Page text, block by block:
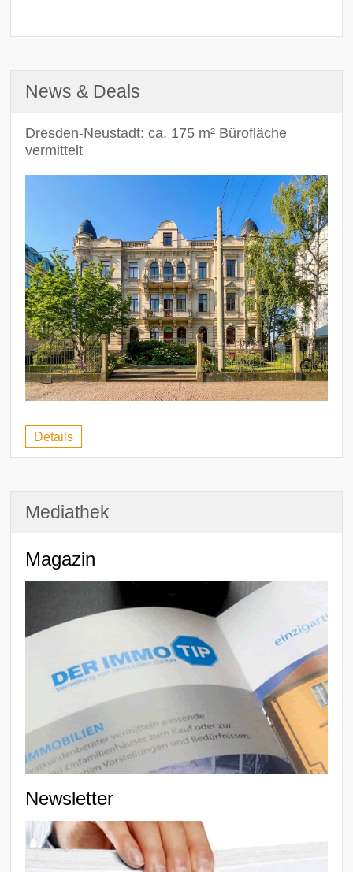
News & Deals
Dresden-Neustadt: ca. 175 m² Bürofläche
vermittelt
Details
Mediathek
Magazin
Newsletter